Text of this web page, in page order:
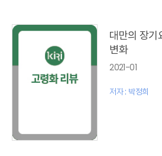
이슈 분석(종간)
해외 학술연구 분석(종간)
국내외동향(종간)
특별기고(종간)
고령화리뷰 모음집(종간)
최신보험정보
대만의 장기
변화
2021-01
저자 : 박정희